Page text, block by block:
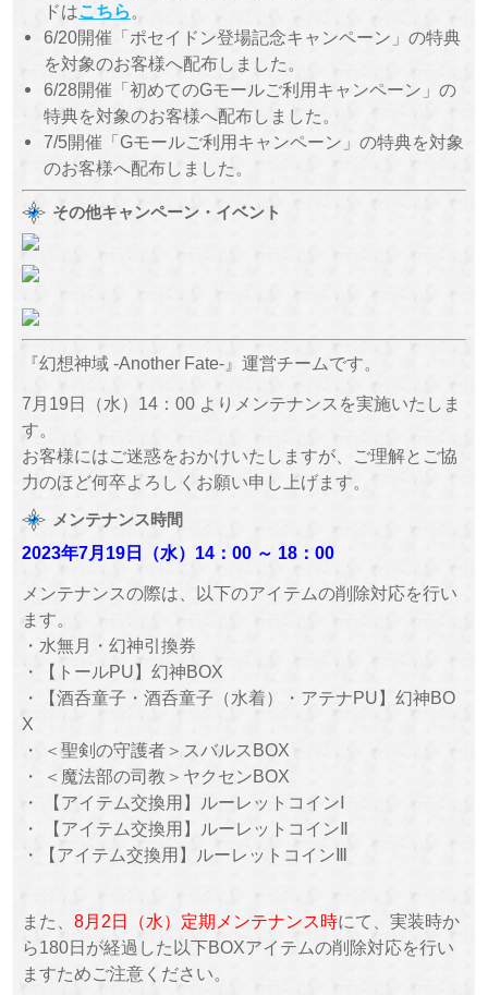
ドはこちら 。
6/20開催「ポセイドン登場記念キャンペーン」の特典
を対象のお客様へ配布しました。
6/28開催「初めてのGモールご利用キャンペーン」の
特典を対象のお客様へ配布しました。
7/5開催「Gモールご利用キャンペーン」の特典を対象
のお客様へ配布しました。
その他キャンペーン・イベント
『幻想神域 -Another Fate-』運営チームです。
7月19日（水）14：00 よりメンテナンスを実施いたしま
す。
お客様にはご迷惑をおかけいたしますが、ご理解とご協
力のほど何卒よろしくお願い申し上げます。
メンテナンス時間
2023年7月19日（水） 14：00 ～ 18：00
メンテナンスの際は、以下のアイテムの削除対応を行い
ます。
・水無月・幻神引換券
・【トールPU】幻神BOX
・【酒呑童子・酒呑童子（水着）・アテナPU】幻神BO
X
・ ＜聖剣の守護者＞スバルスBOX
・ ＜魔法部の司教＞ヤクセンBOX
・ 【アイテム交換用】ルーレットコインⅠ
・ 【アイテム交換用】ルーレットコインⅡ
・【アイテム交換用】ルーレットコインⅢ
また、 8月2日（水）定期メンテナンス時にて、実装時か
ら180日が経過した以下BOXアイテムの削除対応を行い
ますためご注意ください。